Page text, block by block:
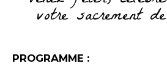
votre sacrement
PROGRAMME :